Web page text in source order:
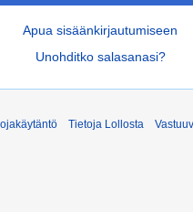
Apua sisäänkirjautumiseen
Unohditko salasanasi?
Tietoja Lollosta